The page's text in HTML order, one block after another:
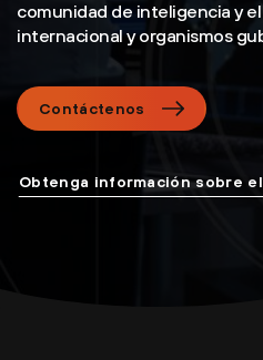
comunidad de inteligencia y
internacional y organismos
Contáctenos
Obtenga información sobre el